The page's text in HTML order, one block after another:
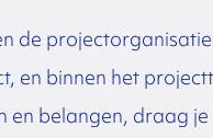
de
en binnen het
en belangen, draag